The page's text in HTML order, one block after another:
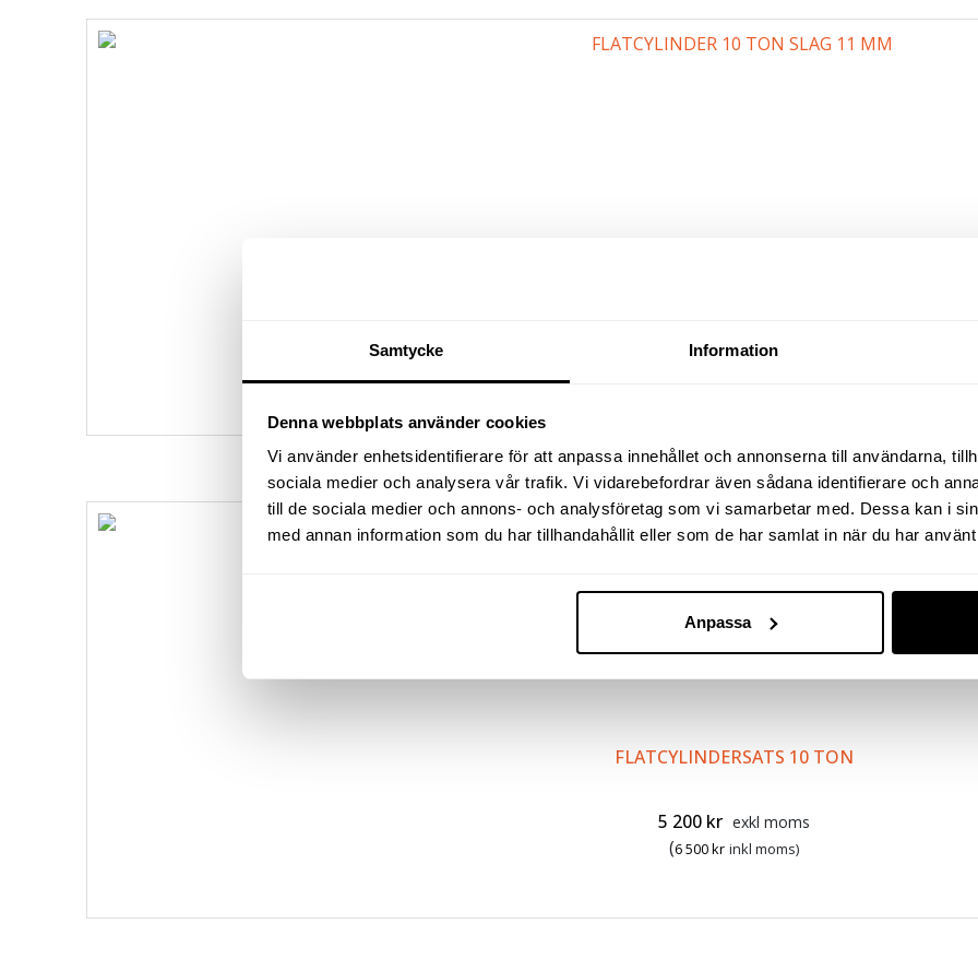
Samtycke Information
Denna webbplats använder cookies
Vi använder enhetsidentifierare för att anpassa innehållet och annonserna till användarna,
sociala medier och analysera vår trafik. Vi vidarebefordrar även sådana identifierare och
till de sociala medier och annons- och analysföretag som vi samarbetar med. Dessa kan i
med annan information som du har tillhandahållit eller som de har samlat in när du har
Anpassa
2 925kr exkl moms
FLATCYLINDERSATS 10 TON
5 200 kr exkl moms
(6 500kr inkl moms)